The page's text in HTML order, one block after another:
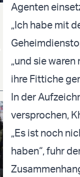
Agenten
„Ich habe mit
„und sie
ihre Fittiche
In der
versprochen,
„Es ist noch
haben“, fuhr